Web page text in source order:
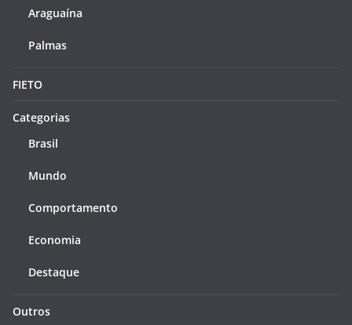
Araguaína
Palmas
FIETO
Categorias
Brasil
Mundo
Comportamento
Economia
Destaque
Outros